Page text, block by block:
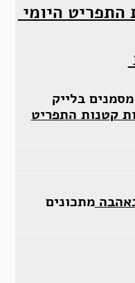
התפריט היומי
בלייק
קטנות התפריט
מתכונים